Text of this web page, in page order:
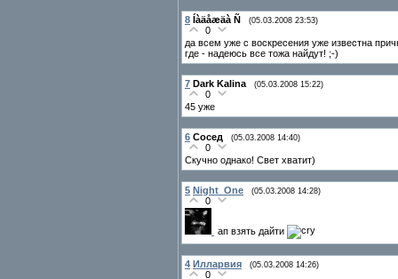
8 Íàäåæäà Ñ (05.03.2008 23:53)
0
да всем уже с воскресения уже известна
где - надеюсь все тожа найдут! ;-)
7 Dark Kalina (05.03.2008 15:22)
0
45 уже
6 Сосед (05.03.2008 14:40)
0
Скучно однако! Свет хватит)
5 Night_One (05.03.2008 14:28)
0
ап взять дайти
4 Илларвия (05.03.2008 14:26)
0